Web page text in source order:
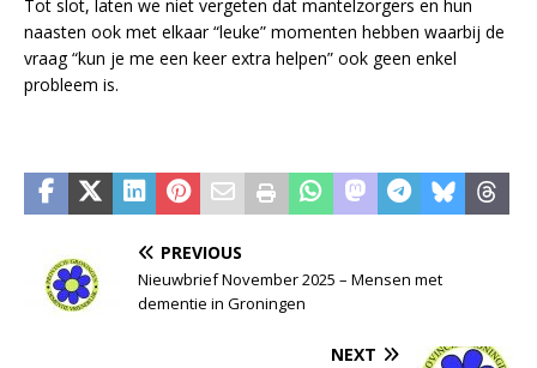
Tot slot, laten we niet vergeten dat mantelzorgers en hun
naasten ook met elkaar “leuke” momenten hebben waarbij de
vraag “kun je me een keer extra helpen” ook geen enkel
probleem is.
PREVIOUS
Nieuwbrief November 2025 – Mensen met
dementie in Groningen
NEXT